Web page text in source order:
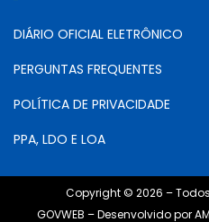
DIÁRIO OFICIAL ELETRÔNICO
PERGUNTAS FREQUENTES
POLÍTICA DE PRIVACIDADE
PPA, LDO E LOA
Copyright © 2026 –
GOVWEB – Desenvolvido por